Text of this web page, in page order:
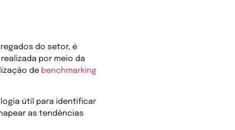
do setor, é
por meio da
de benchmarking
útil para identificar
as tendências